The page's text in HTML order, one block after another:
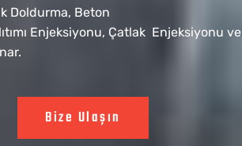
Doldurma, Beton
Enjeksiyonu, Çatlak Enjeksiyonu ve
Bize Ulaşın